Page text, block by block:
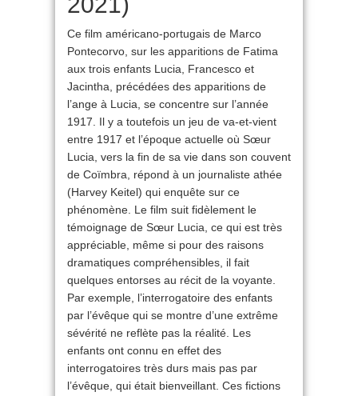
Ce film américano-portugais de Marco
Pontecorvo, sur les apparitions de Fatima
aux trois enfants Lucia, Francesco et
Jacintha, précédées des apparitions de
l’ange à Lucia, se concentre sur l’année
1917. Il y a toutefois un jeu de va-et-vient
entre 1917 et l’époque actuelle où Sœur
Lucia, vers la fin de sa vie dans son couvent
de Coïmbra, répond à un journaliste athée
(Harvey Keitel) qui enquête sur ce
phénomène. Le film suit fidèlement le
témoignage de Sœur Lucia, ce qui est très
appréciable, même si pour des raisons
dramatiques compréhensibles, il fait
quelques entorses au récit de la voyante.
Par exemple, l’interrogatoire des enfants
par l’évêque qui se montre d’une extrême
sévérité ne reflète pas la réalité. Les
enfants ont connu en effet des
interrogatoires très durs mais pas par
l’évêque, qui était bienveillant. Ces fictions